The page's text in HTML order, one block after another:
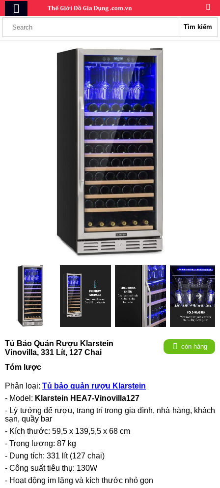
Tìm kiếm
Tủ Bảo Quản Rượu Klarstein
Vinovilla, 331 Lít, 127 Chai
còn hàng
Tóm lược
Phân loại: Tủ bảo quản rượu Klarstein
- Model: Klarstein ‎HEA7-Vinovilla127
- Lý tưởng để rượu, trang trí trong gia đình, nhà hàng, khách
sạn, quầy bar
- Kích thước: 59,5 x 139,5,5 x 68 cm
- Trọng lượng: 87 kg
- Dung tích: 331 lít (127 chai)
- Công suất tiêu thụ: 130W
- Hoạt động im lặng và kích thước nhỏ gọn